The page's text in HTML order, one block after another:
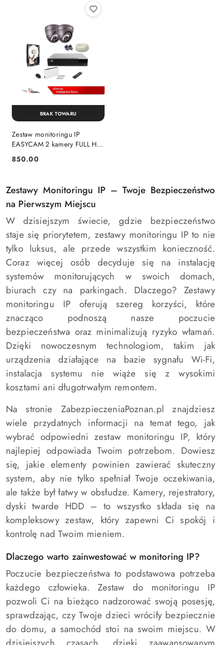
Zestaw monitoringu IP
EASYCAM 2 kamery FULL HD
1080P REJESTRATOR HDD
1TB
Cena:
850.00
BRAK TOWARU
Zestawy Monitoringu IP – Twoje Bezpieczeństwo
na Pierwszym Miejscu
W dzisiejszym świecie, gdzie bezpieczeństwo
staje się priorytetem, zestawy monitoringu IP to nie
tylko luksus, ale przede wszystkim konieczność.
Coraz więcej osób decyduje się na instalację
systemów monitorujących w swoich domach,
biurach czy na parkingach. Dlaczego? Zestawy
monitoringu IP oferują szereg korzyści, które
znacząco podnoszą nasze poczucie
bezpieczeństwa oraz minimalizują ryzyko włamań.
Dzięki nowoczesnym technologiom, takim jak
urządzenia działające na bazie sygnału Wi-Fi,
instalacja systemu nie wiąże się z wysokimi
kosztami ani długotrwałym remontem.
Na stronie ZabezpieczeniaPoznan.pl znajdziesz
wiele przydatnych informacji na temat tego, jak
wybrać odpowiedni zestaw monitoringu IP, który
najlepiej odpowiada Twoim potrzebom. Dowiesz
się, jakie elementy powinien zawierać skuteczny
system, aby nie tylko spełniał Twoje oczekiwania,
ale także był łatwy w obsłudze. Kamery, rejestratory,
dyski twarde HDD – to wszystko składa się na
kompleksowy zestaw, który zapewni Ci spokój i
kontrolę nad Twoim mieniem.
Dlaczego warto zainwestować w monitoring IP?
Poczucie bezpieczeństwa to podstawowa potrzeba
każdego człowieka. Zestaw do monitoringu IP
pozwoli Ci na bieżąco nadzorować swoją posesję,
sprawdzając, czy Twoje dzieci wróciły bezpiecznie
do domu, a samochód stoi na swoim miejscu. W